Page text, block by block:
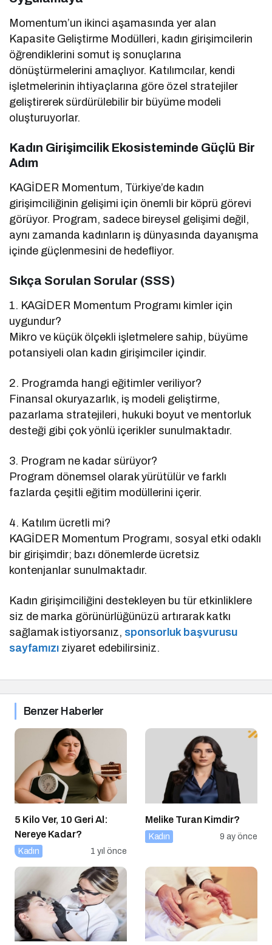
Momentum’un ikinci aşamasında yer alan
Kapasite Geliştirme Modülleri, kadın girişimcilerin
öğrendiklerini somut iş sonuçlarına
dönüştürmelerini amaçlıyor. Katılımcılar, kendi
işletmelerinin ihtiyaçlarına göre özel stratejiler
geliştirerek sürdürülebilir bir büyüme modeli
oluşturuyorlar.
Kadın Girişimcilik Ekosisteminde Güçlü Bir
Adım
KAGİDER Momentum, Türkiye’de kadın
girişimciliğinin gelişimi için önemli bir köprü görevi
görüyor. Program, sadece bireysel gelişimi değil,
aynı zamanda kadınların iş dünyasında dayanışma
içinde güçlenmesini de hedefliyor.
Sıkça Sorulan Sorular (SSS)
1. KAGİDER Momentum Programı kimler için
uygundur?
Mikro ve küçük ölçekli işletmelere sahip, büyüme
potansiyeli olan kadın girişimciler içindir.
2. Programda hangi eğitimler veriliyor?
Finansal okuryazarlık, iş modeli geliştirme,
pazarlama stratejileri, hukuki boyut ve mentorluk
desteği gibi çok yönlü içerikler sunulmaktadır.
3. Program ne kadar sürüyor?
Program dönemsel olarak yürütülür ve farklı
fazlarda çeşitli eğitim modüllerini içerir.
4. Katılım ücretli mi?
KAGİDER Momentum Programı, sosyal etki odaklı
bir girişimdir; bazı dönemlerde ücretsiz
kontenjanlar sunulmaktadır.
Kadın girişimciliğini destekleyen bu tür etkinliklere
siz de marka görünürlüğünüzü artırarak katkı
sağlamak istiyorsanız, sponsorluk başvurusu
sayfamızı ziyaret edebilirsiniz.
Benzer Haberler
5 Kilo Ver, 10 Geri Al:
Nereye Kadar?
Kadın 1 yıl önce
Melike Turan Kimdir?
Kadın 9 ay önce